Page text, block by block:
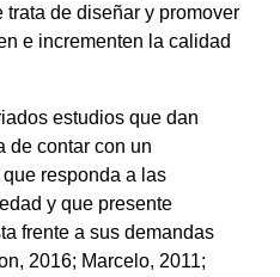
trata de diseñar y promover
e incrementen la calidad
estudios que dan
de contar con un
responda a las
y que presente
frente a sus demandas
2016; Marcelo, 2011;